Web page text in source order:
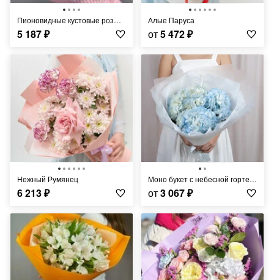
Пионовидные кустовые розы Бомбастик с ромашкой в стильной ткани в клеточку
5 187₽
Алые Паруса
от5 472₽
Нежный Румянец
6 213₽
Моно букет с небесной гортензией
от3 067₽